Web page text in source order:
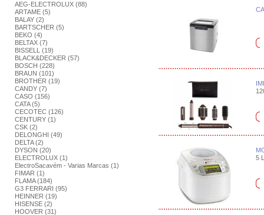
AEG-ELECTROLUX (88)
ARTAME (5)
BALAY (2)
BARTSCHER (5)
BEKO (4)
BELTAX (7)
BISSELL (19)
BLACK&DECKER (57)
BOSCH (228)
BRAUN (101)
BROTHER (19)
CANDY (7)
CASO (156)
CATA (5)
CECOTEC (126)
CENTURY (1)
CSK (2)
DELONGHI (49)
DELTA (2)
DYSON (20)
ELECTROLUX (1)
ElectroSacavém - Varias Marcas (1)
FIMAR (1)
FLAMA (184)
G3 FERRARI (95)
HEINNER (19)
HISENSE (2)
HOOVER (31)
5